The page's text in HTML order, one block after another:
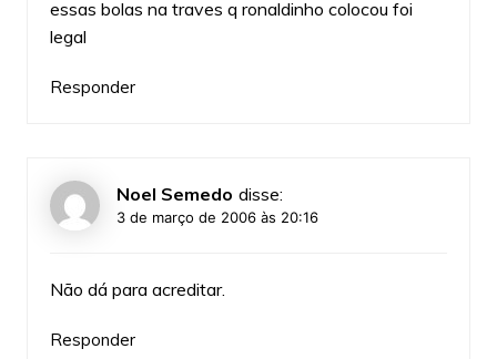
essas bolas na traves q ronaldinho colocou foi
legal
Responder
Noel Semedo disse:
3 de março de 2006 às 20:16
Não dá para acreditar.
Responder